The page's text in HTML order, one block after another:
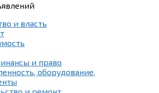
и власть
и право
оборудование,